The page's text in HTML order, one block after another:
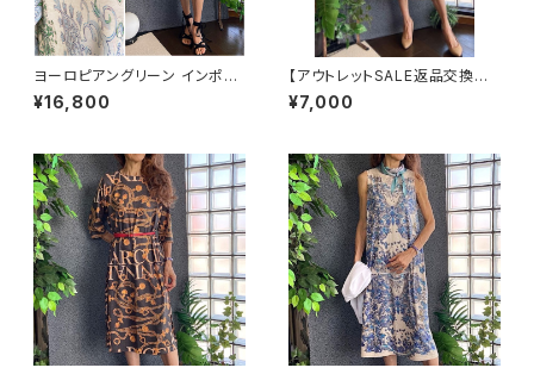
ヨーロピアングリーン インポー
トワンピース｜ストレッチジャー
ジ 七分袖ワンピース｜グリーン
¥16,800
【アウトレットSALE返品交換不
可8/20まで】ホルターネック＆
厚手ニットワンピース｜切り替え
¥7,000